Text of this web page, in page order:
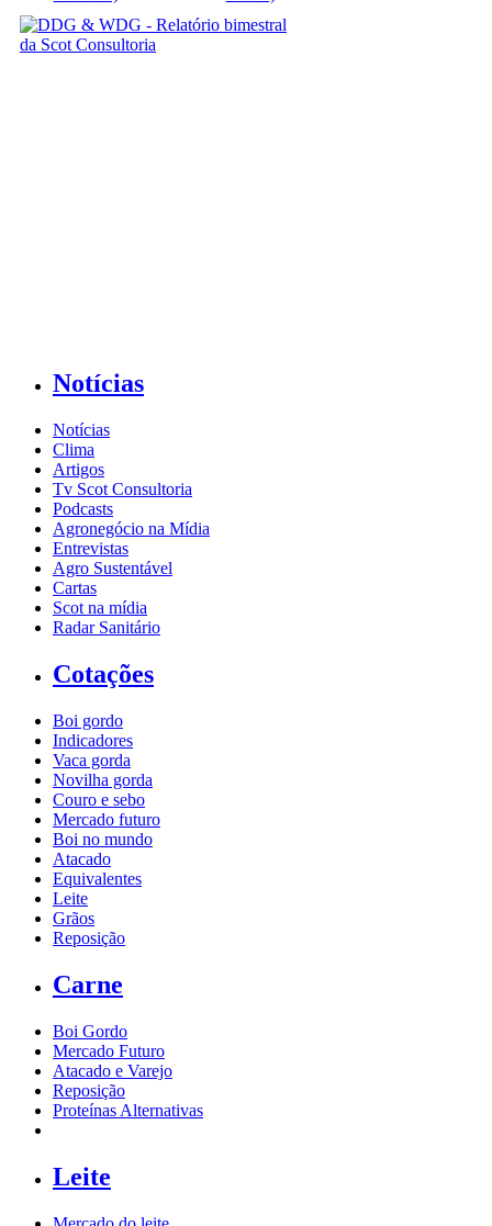
Notícias
Notícias
Clima
Artigos
Tv Scot Consultoria
Podcasts
Agronegócio na Mídia
Entrevistas
Agro Sustentável
Cartas
Scot na mídia
Radar Sanitário
Cotações
Boi gordo
Indicadores
Vaca gorda
Novilha gorda
Couro e sebo
Mercado futuro
Boi no mundo
Atacado
Equivalentes
Leite
Grãos
Reposição
Carne
Boi Gordo
Mercado Futuro
Atacado e Varejo
Reposição
Proteínas Alternativas
Leite